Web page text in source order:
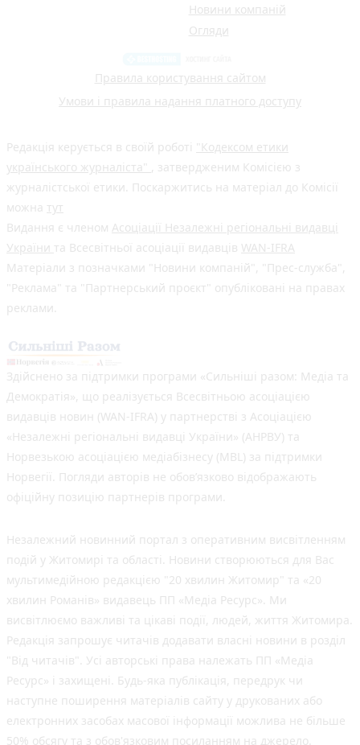
Новини компаній
Огляди
Правила користування сайтом
Умови і правила надання платного доступу
Редакція керується в своїй роботі "Кодексом етики
українського журналіста" , затвердженим Комісією з
журналістської етики. Поскаржитись на матеріал до Комісії
можна тут
Видання є членом Асоціації Незалежні регіональні видавці
України та Всесвітньої асоціації видавців WAN-IFRA
Матеріали з позначками "Новини компаній", "Прес-служба",
"Реклама" та "Партнерський проєкт" опубліковані на правах
реклами.
Здійснено за підтримки програми «Сильніші разом: Медіа та
Демократія», що реалізується Всесвітньою асоціацією
видавців новин (WAN-IFRA) у партнерстві з Асоціацією
«Незалежні регіональні видавці України» (АНРВУ) та
Норвезькою асоціацією медіабізнесу (MBL) за підтримки
Норвегії. Погляди авторів не обов’язково відображають
офіційну позицію партнерів програми.
Незалежний новинний портал з оперативним висвітленням
подій у Житомирі та області. Новини створюються для Вас
мультимедійною редакцією "20 хвилин Житомир" та «20
хвилин Романів» видавець ПП «Медіа Ресурс». Ми
висвітлюємо важливі та цікаві події, людей, життя Житомира.
Редакція запрошує читачів додавати власні новини в розділ
"Від читачів". Усі авторські права належать ПП «Медіа
Ресурс» і захищені. Будь-яка публiкацiя, передрук чи
наступне поширення матеріалів сайту у друкованих або
електронних засобах масової інформації можлива не більше
50% обсягу та з обов'язковим посиланням на джерело.